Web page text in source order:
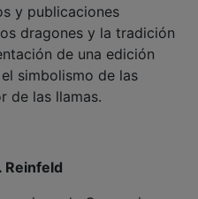
a la actividad, el
de encuentro
frente al ritmo acelerado
fuego se contaban